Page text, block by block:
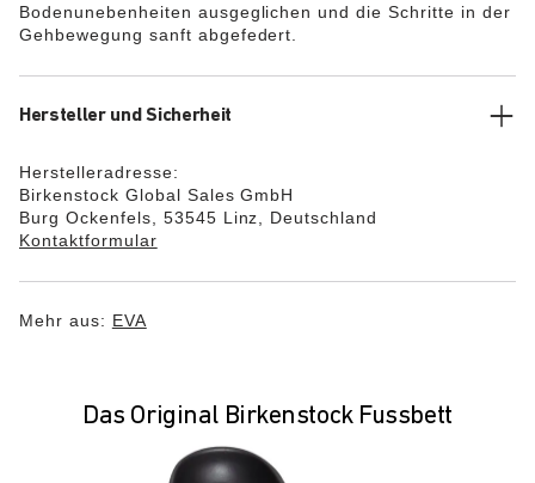
Bodenunebenheiten ausgeglichen und die Schritte in der
Gehbewegung sanft abgefedert.
Hersteller und Sicherheit
Herstelleradresse:
Birkenstock Global Sales GmbH
Burg Ockenfels, 53545 Linz, Deutschland
Kontaktformular
Mehr aus: EVA
Das Original Birkenstock Fussbett